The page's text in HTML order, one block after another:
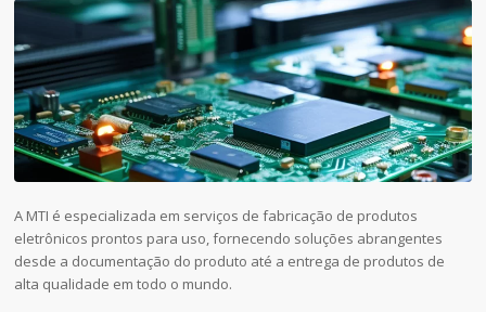
A MTI é especializada em serviços de fabricação de produtos
eletrônicos prontos para uso, fornecendo soluções abrangentes
desde a documentação do produto até a entrega de produtos de
alta qualidade em todo o mundo.